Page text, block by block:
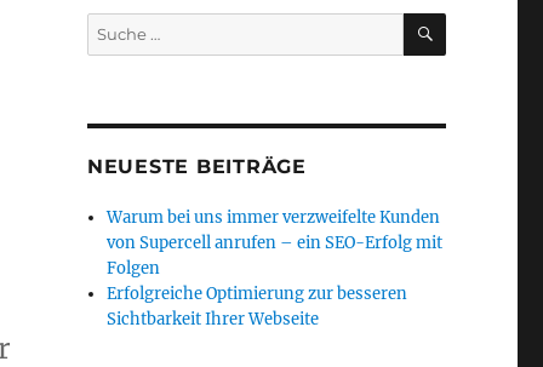
Suche
nach:
SUCHEN
NEUESTE BEITRÄGE
Warum bei uns immer verzweifelte Kunden
von Supercell anrufen – ein SEO-Erfolg mit
Folgen
Erfolgreiche Optimierung zur besseren
Sichtbarkeit Ihrer Webseite